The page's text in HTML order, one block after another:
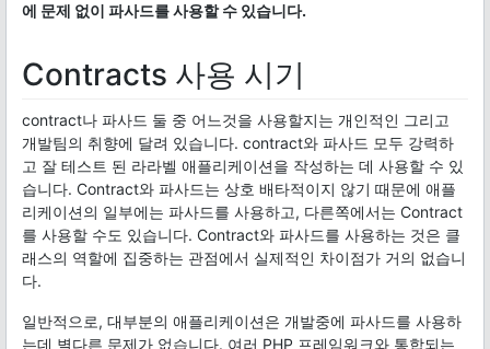
에 문제 없이 파사드를 사용할 수 있습니다.
Contracts 사용 시기
contract나 파사드 둘 중 어느것을 사용할지는 개인적인 그리고
개발팀의 취향에 달려 있습니다. contract와 파사드 모두 강력하
고 잘 테스트 된 라라벨 애플리케이션을 작성하는 데 사용할 수 있
습니다. Contract와 파사드는 상호 배타적이지 않기 때문에 애플
리케이션의 일부에는 파사드를 사용하고, 다른쪽에서는 Contract
를 사용할 수도 있습니다. Contract와 파사드를 사용하는 것은 클
래스의 역할에 집중하는 관점에서 실제적인 차이점가 거의 없습니
다.
일반적으로, 대부분의 애플리케이션은 개발중에 파사드를 사용하
는데 별다른 문제가 없습니다. 여러 PHP 프레임워크와 통합되는